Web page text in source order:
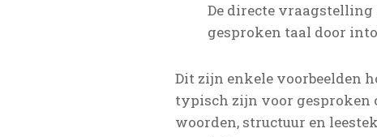
De directe
gesproken taal door
Dit zijn enkele voorbeelden
typisch zijn voor gesproken
woorden, structuur en